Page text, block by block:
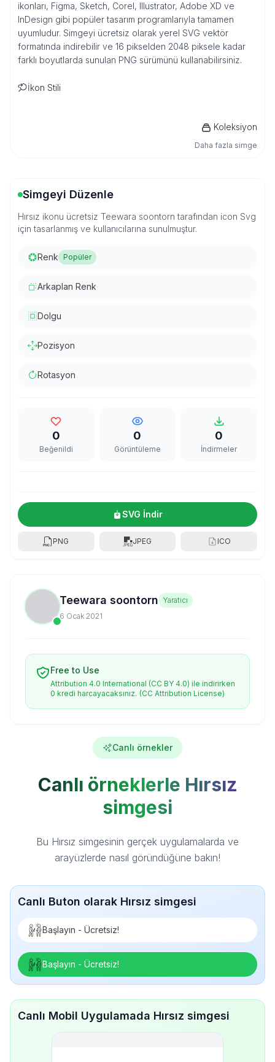
ikonları, Figma, Sketch, Corel, Illustrator, Adobe XD ve
InDesign gibi popüler tasarım programlarıyla tamamen
uyumludur. Simgeyi ücretsiz olarak yerel SVG vektör
formatında indirebilir ve 16 pikselden 2048 piksele kadar
farklı boyutlarda sunulan PNG sürümünü kullanabilirsiniz.
İkon Stili
Koleksiyon
Daha fazla simge
Simgeyi Düzenle
Hırsız ikonu ücretsiz Teewara soontorn tarafından icon Svg
için tasarlanmış ve kullanıcılarına sunulmuştur.
Renk Popüler
Arkaplan Renk
Dolgu
Pozisyon
Rotasyon
0
Beğenildi
0
Görüntüleme
0
İndirmeler
SVG İndir
PNG JPEG ICO
Teewara soontorn Yaratıcı
6 Ocak 2021
Free to Use
Attribution 4.0 International (CC BY 4.0) ile indirirken
0 kredi harcayacaksınız. (CC Attribution License)
Canlı örnekler
Canlı örneklerle Hırsız
simgesi
Bu Hırsız simgesinin gerçek uygulamalarda ve
arayüzlerde nasıl göründüğüne bakın!
Canlı Buton olarak Hırsız simgesi
Başlayın - Ücretsiz!
Başlayın - Ücretsiz!
Canlı Mobil Uygulamada Hırsız simgesi